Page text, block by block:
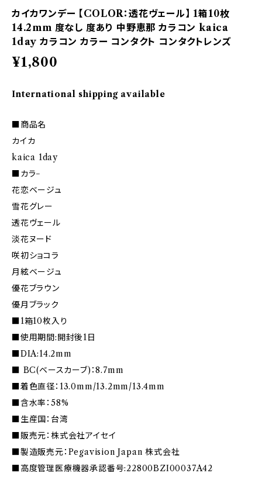
カイカワンデー 【COLOR：透花ヴェール】 1箱10枚
14.2mm 度なし 度あり 中野恵那 カラコン kaica
1day カラコン カラー コンタクト コンタクトレンズ
¥1,800
International shipping available
■商品名
カイカ
kaica 1day
■カラ−
花恋ベージュ
雪花グレー
透花ヴェール
淡花ヌード
咲初ショコラ
月絃ベージュ
優花ブラウン
優月ブラック
■1箱10枚入り
■使用期間:開封後1日
■DIA:14.2mm
■ BC(ベースカーブ)：8.7mm
■着色直径：13.0mm/13.2mm/13.4mm
■含水率：58%
■生産国：台湾
■販売元：株式会社アイセイ
■製造販売元：Pegavision Japan 株式会社
■高度管理医療機器承認番号:22800BZI00037A42